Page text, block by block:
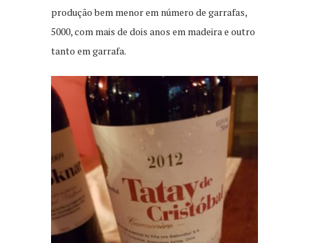
produção bem menor em número de garrafas,
5000, com mais de dois anos em madeira e outro
tanto em garrafa.